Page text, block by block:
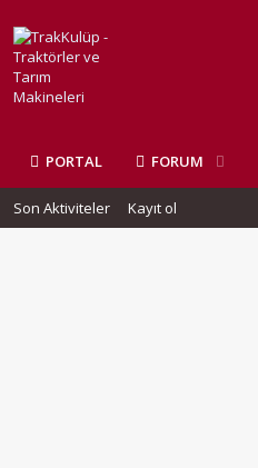
PORTAL FORUM
Son Aktiviteler Kayıt ol